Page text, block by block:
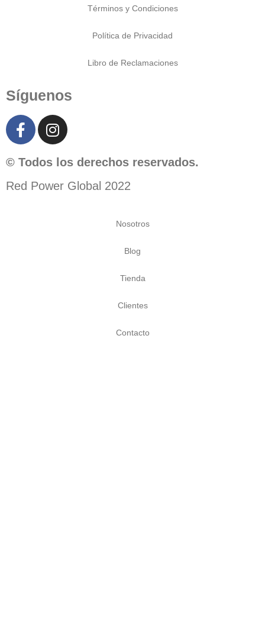
Términos y Condiciones
Política de Privacidad
Libro de Reclamaciones
Síguenos
© Todos los derechos reservados.
Red Power Global 2022
Nosotros
Blog
Tienda
Clientes
Contacto